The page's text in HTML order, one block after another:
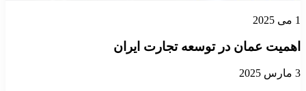
1 می 2025
اهمیت عمان در توسعه تجارت ایران
3 مارس 2025